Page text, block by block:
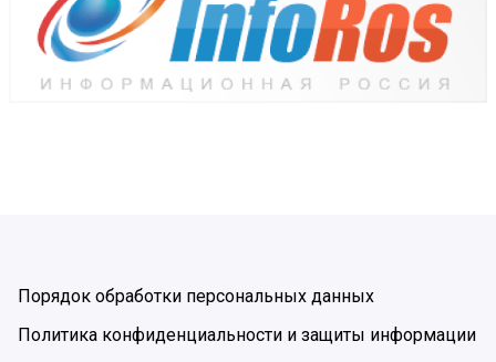
Порядок обработки персональных данных
Политика конфиденциальности и защиты информации